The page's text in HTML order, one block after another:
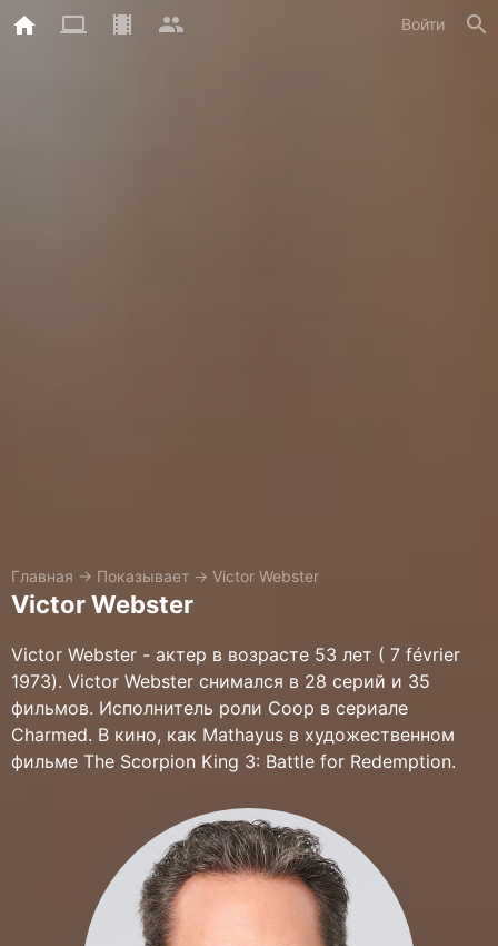
Войти
Главная → Показывает → Victor Webster
Victor Webster
Victor Webster - актер в возрасте 53 лет ( 7 février
1973). Victor Webster снимался в 28 серий и 35
фильмов. Исполнитель роли Coop в сериале
Charmed. В кино, как Mathayus в художественном
фильме The Scorpion King 3: Battle for Redemption.